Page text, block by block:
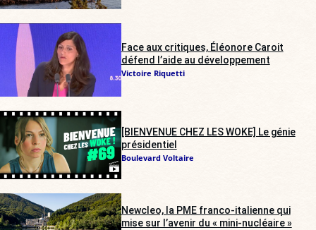
Face aux critiques, Éléonore Caroit
défend l’aide au développement
Victoire Riquetti
[BIENVENUE CHEZ LES WOKE] Le génie
présidentiel
Boulevard Voltaire
Newcleo, la PME franco-italienne qui
mise sur l’avenir du « mini-nucléaire »